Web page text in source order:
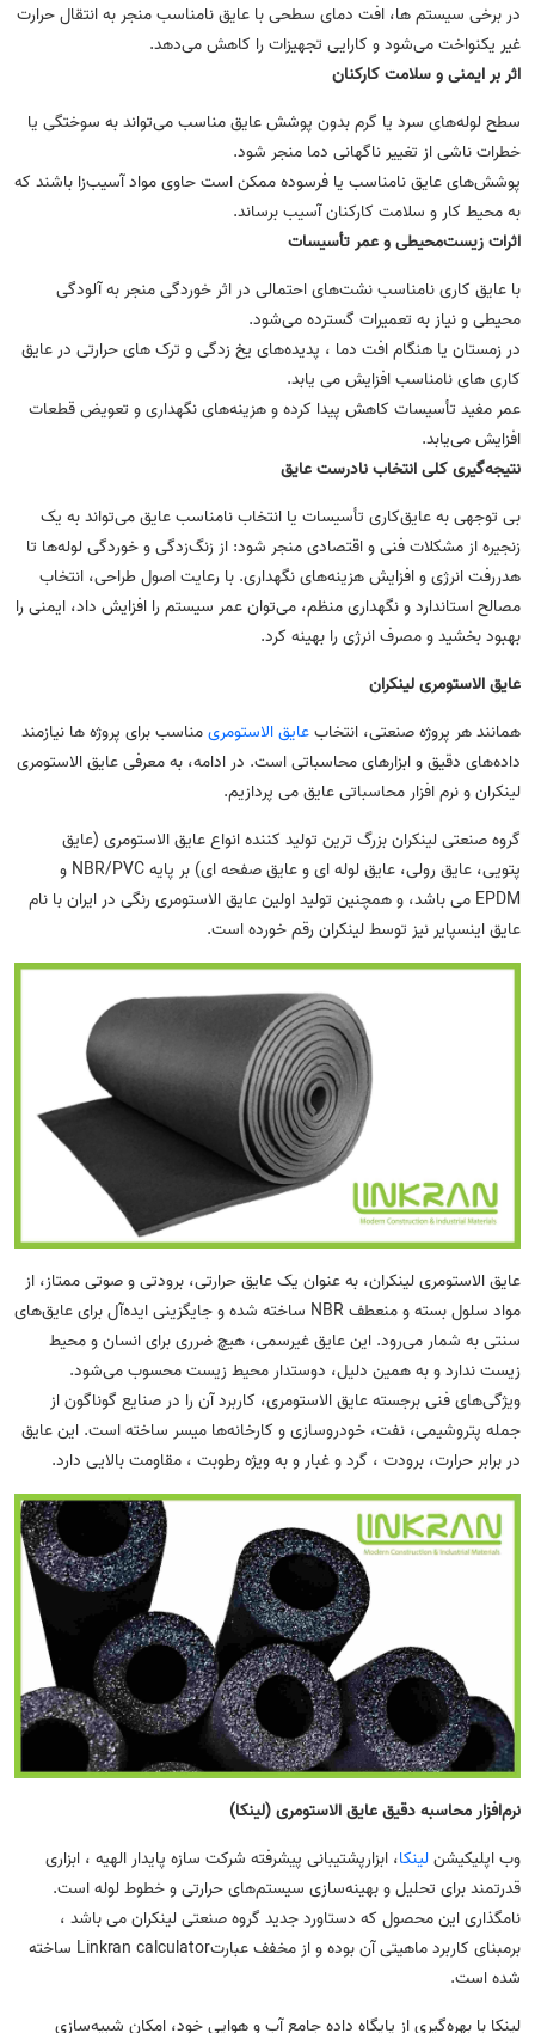
در برخی سیستم ‌ها، افت دمای سطحی با عایق نامناسب منجر به انتقال حرارت
غیر یکنواخت می‌شود و کارایی تجهیزات را کاهش می‌دهد.
اثر بر ایمنی و سلامت کارکنان
سطح لوله‌های سرد یا گرم بدون پوشش عایق مناسب می‌تواند به سوختگی یا
خطرات ناشی از تغییر ناگهانی دما منجر شود.
پوشش‌های عایق نامناسب یا فرسوده ممکن است حاوی مواد آسیب‌زا باشند که
به محیط کار و سلامت کارکنان آسیب برساند.
اثرات زیست‌محیطی و عمر تأسیسات
با عایق کاری نامناسب نشت‌های احتمالی در اثر خوردگی منجر به آلودگی
محیطی و نیاز به تعمیرات گسترده می‌شود.
در زمستان یا هنگام افت دما ، پدیده‌های یخ‌ زدگی و ترک ‌های حرارتی در عایق
کاری های نامناسب افزایش می یابد.
عمر مفید تأسیسات کاهش پیدا کرده و هزینه‌های نگهداری و تعویض قطعات
افزایش می‌یابد.
نتیجه‌گیری کلی انتخاب نادرست عایق
بی ‌توجهی به عایق‌کاری تأسیسات یا انتخاب نامناسب عایق می‌تواند به یک
زنجیره از مشکلات فنی و اقتصادی منجر شود: از زنگ‌زدگی و خوردگی لوله‌ها تا
هدررفت انرژی و افزایش هزینه‌های نگهداری. با رعایت اصول طراحی، انتخاب
مصالح استاندارد و نگهداری منظم، می‌توان عمر سیستم را افزایش داد، ایمنی را
بهبود بخشید و مصرف انرژی را بهینه کرد.
عایق الاستومری لینکران
همانند هر پروژه صنعتی، انتخابعایق الاستومریمناسب برای پروژه ها نیازمند
داده‌های دقیق و ابزارهای محاسباتی است. در ادامه، به معرفی عایق الاستومری
لینکران و نرم افزار محاسباتی عایق می پردازیم.
گروه صنعتی لینکران بزرگ ترین تولید کننده انواع عایق الاستومری (عایق
پتویی، عایق رولی، عایق لوله ای و عایق صفحه ای) بر پایه NBR/PVC و
EPDM می باشد، و همچنین تولید اولین عایق الاستومری رنگی در ایران با نام
عایق اینسپایر نیز توسط لینکران رقم خورده است.
عایق الاستومری لینکران، به عنوان یک عایق حرارتی، برودتی و صوتی ممتاز، از
مواد سلول بسته و منعطف NBR ساخته شده و جایگزینی ایده‌آل برای عایق‌های
سنتی به شمار می‌رود. این عایق غیرسمی، هیچ ضرری برای انسان و محیط
زیست ندارد و به همین دلیل، دوستدار محیط زیست محسوب می‌شود.
ویژگی‌های فنی برجسته عایق الاستومری، کاربرد آن را در صنایع گوناگون از
جمله پتروشیمی، نفت، خودروسازی و کارخانه‌ها میسر ساخته است. این عایق
در برابر حرارت، برودت ، گرد و غبار و به ویژه رطوبت ، مقاومت بالایی دارد.
نرم‌افزار محاسبه دقیق عایق الاستومری (لینکا)
وب اپلیکیشنلینکا، ابزارپشتیبانی پیشرفته شرکت سازه پایدار الهیه ، ابزاری
قدرتمند برای تحلیل و بهینه‌سازی سیستم‌های حرارتی و خطوط لوله است.
نامگذاری این محصول که دستاورد جدید گروه صنعتی لینکران می باشد ،
برمبنای کاربرد ماهیتی آن بوده و از مخفف عبارتLinkran calculator ساخته
شده است.
لینکا با بهره‌گیری از پایگاه داده جامع آب و هوایی خود، امکان شبیه‌سازی